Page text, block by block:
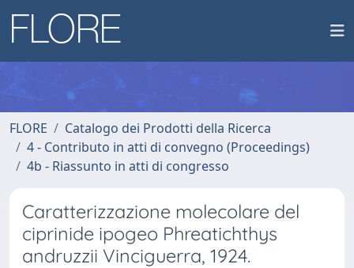
FLORE
Catalogo dei Prodotti della Ricerca
4 - Contributo in atti di convegno (Proceedings)
4b - Riassunto in atti di congresso
Caratterizzazione molecolare del
ciprinide ipogeo Phreatichthys
andruzzii Vinciguerra, 1924.